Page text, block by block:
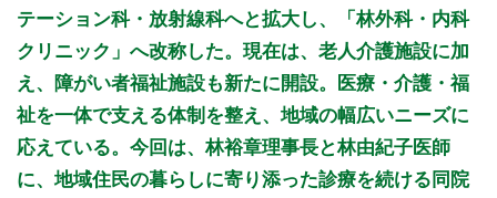
※診療時間や臨時休診・診療内容等について、事前に必ず医療
機関ホームページ、またはお電話にてご確認ください。
>>病院なびで医療機関の詳細を見る
テーション科・放射線科へと拡大し、「林外科・内科
クリニック」へ改称した。現在は、老人介護施設に加
え、障がい者福祉施設も新たに開設。医療・介護・福
祉を一体で支える体制を整え、地域の幅広いニーズに
応えている。今回は、林裕章理事長と林由紀子医師
に、地域住民の暮らしに寄り添った診療を続ける同院